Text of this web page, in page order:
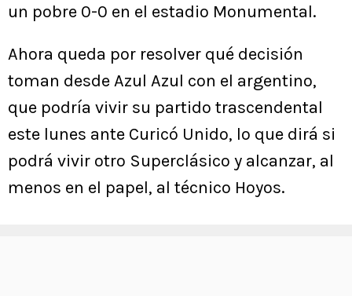
un pobre 0-0 en el estadio Monumental.
Ahora queda por resolver qué decisión
toman desde Azul Azul con el argentino,
que podría vivir su partido trascendental
este lunes ante Curicó Unido, lo que dirá si
podrá vivir otro Superclásico y alcanzar, al
menos en el papel, al técnico Hoyos.